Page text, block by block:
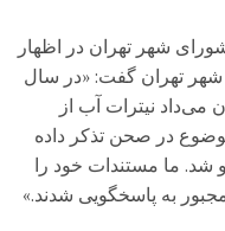
شهر تهران در اظهار
تهران گفت: «در سال
می‌داد نیترات آب از
در صحن تذکر داده
شد. ما مستندات خود را
به پاسخگویی شدند.»